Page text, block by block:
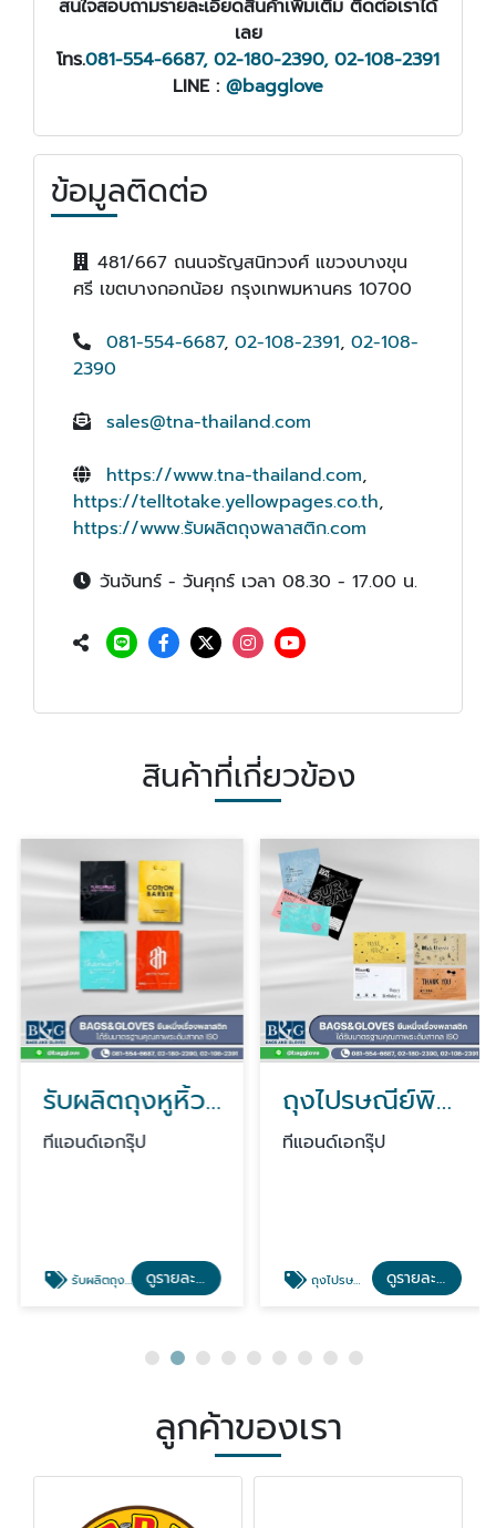
สนใจสอบถามรายละเอียดสินค้าเพิ่มเติม ติดต่อเราได้
เลย
โทร.081-554-6687, 02-180-2390, 02-108-2391
LINE : @bagglove
ข้อมูลติดต่อ
481/667 ถนนจรัญสนิทวงศ์ แขวงบางขุน
ศรี เขตบางกอกน้อย กรุงเทพมหานคร 10700
081-554-6687, 02-108-2391, 02-108-
2390
sales@tna-thailand.com
https://www.tna-thailand.com,
https://telltotake.yellowpages.co.th,
https://www.รับผลิตถุงพลาสติก.com
วันจันทร์ - วันศุกร์ เวลา 08.30 - 17.00 น.
สินค้าที่เกี่ยวข้อง
รับผลิตถุงหูหิ้วพิมพ์โลโก้
ทีแอนด์เอกรุ๊ป
รับผลิตถุงหูหิ้วพิมพ์โลโก้ ดูรายละเอียด
ถุงไปรษณีย์พิมพ์ลาย
ทีแอนด์เอกรุ๊ป
ถุงไปรษณีย์พิมพ์ลาย ดูรายละเอียด
ลูกค้าของเรา